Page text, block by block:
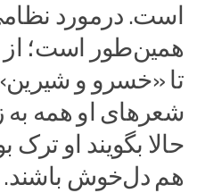
است. درمورد
همین‌طور است؛ از
تا «خسرو و
شعرهای او همه
حالا بگویند او ترک
هم دل‌خوش باشند.